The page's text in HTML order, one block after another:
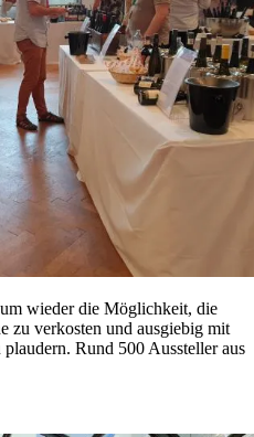
wieder die Möglichkeit, die
zu verkosten und ausgiebig mit
Rund 500 Aussteller aus